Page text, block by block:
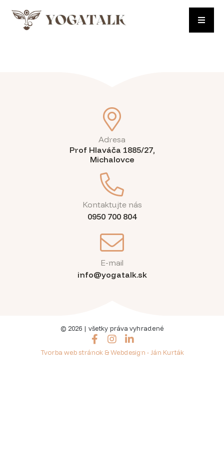
Adresa
Prof Hlaváča 1885/27,
Michalovce
Kontaktujte nás
0950 700 804
E-mail
info@yogatalk.sk
© 2026 | všetky práva vyhradené
FacebookInstagramLinkedIn
Tvorba web stránok & Webdesign - Ján Kurták